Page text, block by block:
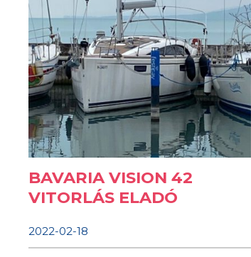
BAVARIA VISION 42
VITORLÁS ELADÓ
2022-02-18